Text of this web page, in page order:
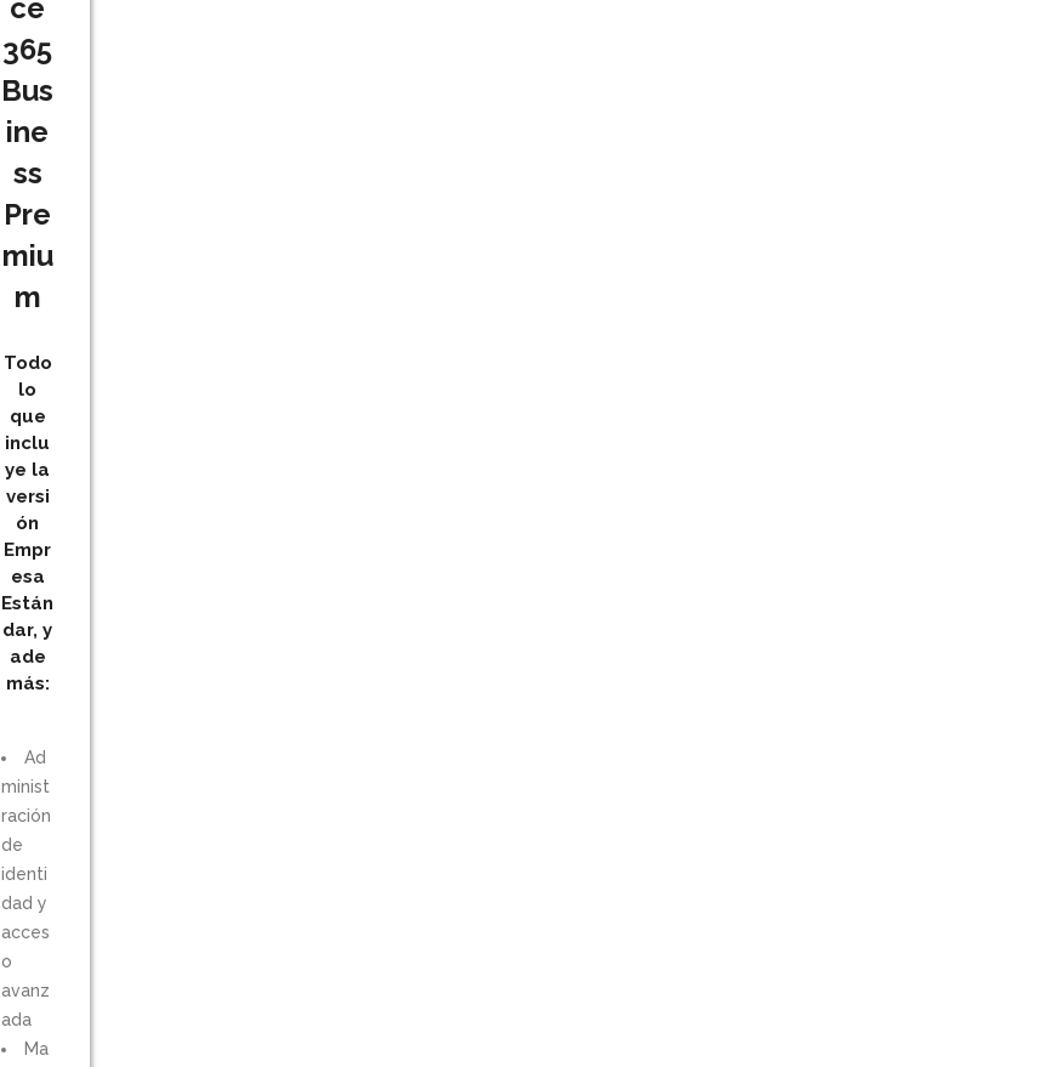
ce
365
Bus
ine
ss
Pre
miu
m
Todo
lo
que
inclu
ye la
versi
ón
Empr
esa
Están
dar, y
ade
más:
Ad
minist
ración
de
identi
dad y
acces
o
avanz
ada
Ma